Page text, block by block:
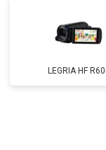
LEGRIA HF